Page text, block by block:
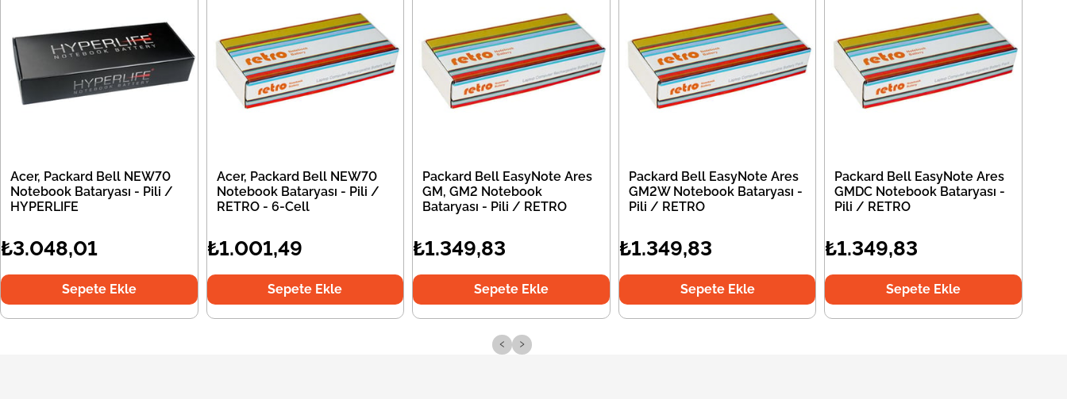
Acer, Packard Bell NEW70
Notebook Bataryası - Pili /
HYPERLIFE
₺3.048,01
Sepete Ekle
Acer, Packard Bell NEW70
Notebook Bataryası - Pili /
RETRO - 6-Cell
₺1.001,49
Sepete Ekle
Packard Bell EasyNote Ares
GM, GM2 Notebook
Bataryası - Pili / RETRO
₺1.349,83
Sepete Ekle
Packard Bell EasyNote Ares
GM2W Notebook Bataryası -
Pili / RETRO
₺1.349,83
Sepete Ekle
Packard Bell EasyNote Ares
GMDC Notebook Bataryası -
Pili / RETRO
₺1.349,83
Sepete Ekle
‹ ›